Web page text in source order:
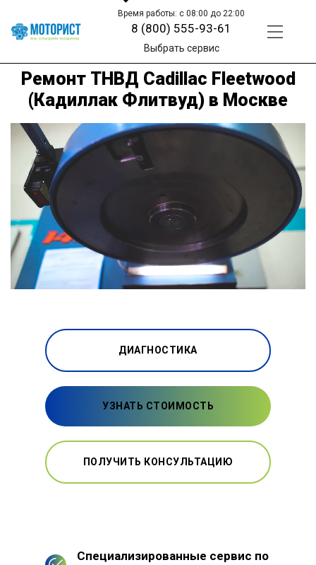
Время работы: с 08:00 до 22:00
8 (800) 555-93-61
Выбрать сервис
Ремонт ТНВД Cadillac Fleetwood
(Кадиллак Флитвуд) в Москве
ДИАГНОСТИКА
УЗНАТЬ СТОИМОСТЬ
ПОЛУЧИТЬ КОНСУЛЬТАЦИЮ
Специализированные сервис по